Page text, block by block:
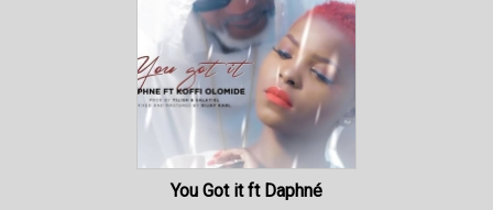
You Got it ft Daphné